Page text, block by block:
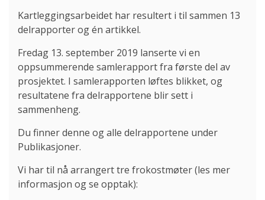
Kartleggingsarbeidet har resultert i til sammen 13
delrapporter og én artikkel.
Fredag 13. september 2019 lanserte vi en
oppsummerende samlerapport fra første del av
prosjektet. I samlerapporten løftes blikket, og
resultatene fra delrapportene blir sett i
sammenheng.
Du finner denne og alle delrapportene under
Publikasjoner.
Vi har til nå arrangert tre frokostmøter (les mer
informasjon og se opptak):